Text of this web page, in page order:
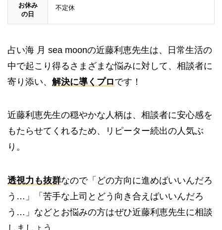
お休み
の日
不定休
占い海 月 sea moonの近藤利恵先生は、日常生活の
中で起こり得るさまざまな悩みに対して、相談者に
寄り添い、 解決に導くプロです！
近藤利恵先生の穏やかな人柄は、相談者に安心感を
もたらせてくれるため、リピーター続出の人気ぶ
り。
透視力も抜群なので「どの方向に進めばいいんだろ
う…」「苦手な上司とどう向き合えばいいんだろ
う…」などとお悩みの方はぜひ近藤利恵先生に相談